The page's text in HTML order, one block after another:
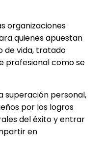
organizaciones
quienes apuestan
de vida, tratado
profesional como se
superación personal,
por los logros
del éxito y entrar
en